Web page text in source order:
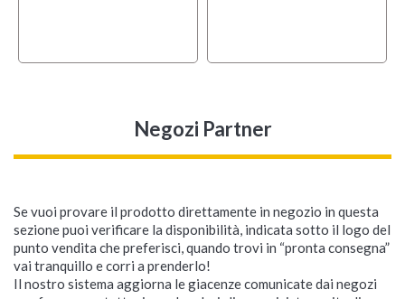
Negozi Partner
Se vuoi provare il prodotto direttamente in negozio in questa
sezione puoi verificare la disponibilità, indicata sotto il logo del
punto vendita che preferisci, quando trovi in “pronta consegna”
vai tranquillo e corri a prenderlo!
Il nostro sistema aggiorna le giacenze comunicate dai negozi